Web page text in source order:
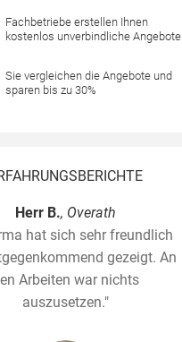
Fachbetriebe erstellen Ihnen
kostenlos unverbindliche Angebote
Sie vergleichen die Angebote und
sparen bis zu 30%
Herr B., Overath
hat sich sehr freundlich
gezeigt. An
Arbeiten war nichts
auszusetzen."